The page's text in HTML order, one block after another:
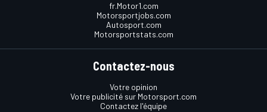
fr.Motor1.com
Motorsportjobs.com
Autosport.com
Motorsportstats.com
Contactez-nous
Votre opinion
Votre publicité sur Motorsport.com
Contactez l'équipe